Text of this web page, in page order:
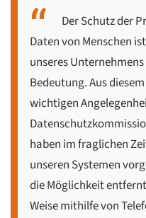
Der Schutz der
Daten von Menschen
unseres
Bedeutung. Aus
wichtigen
haben im fraglichen
unseren Systemen
die Möglichkeit
Weise mithilfe von